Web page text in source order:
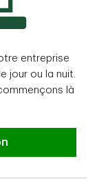
entreprise
jour ou la nuit.
là